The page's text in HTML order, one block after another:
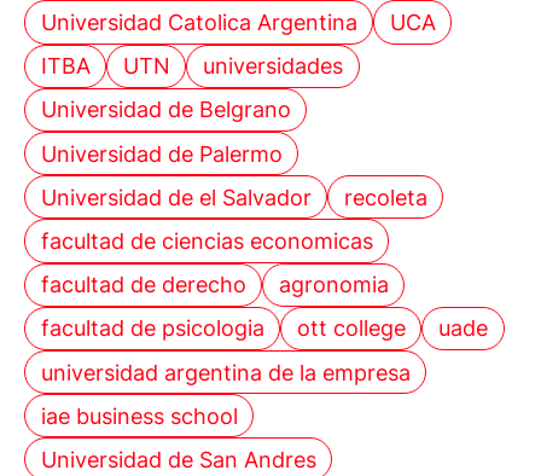
Universidad Catolica Argentina
UCA
ITBA
UTN
universidades
Universidad de Belgrano
Universidad de Palermo
Universidad de el Salvador
recoleta
facultad de ciencias economicas
facultad de derecho
agronomia
facultad de psicologia
ott college
uade
universidad argentina de la empresa
iae business school
Universidad de San Andres